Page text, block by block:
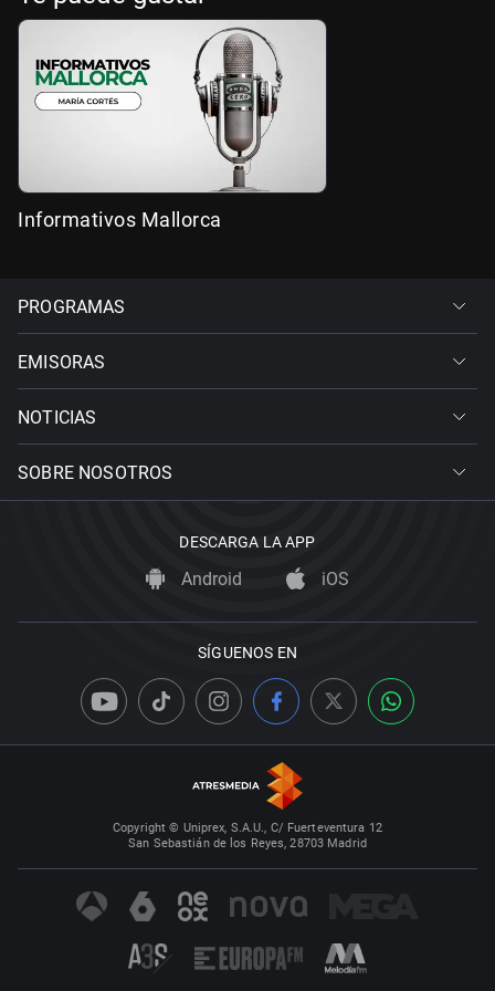
Informativos Mallorca
PROGRAMAS
EMISORAS
NOTICIAS
SOBRE NOSOTROS
DESCARGA LA APP
Android iOS
SÍGUENOS EN
Copyright © Uniprex, S.A.U., C/ Fuerteventura 12
San Sebastián de los Reyes, 28703 Madrid